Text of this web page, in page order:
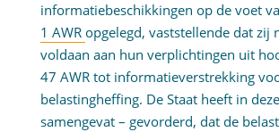
informatiebeschikkingen op de voet
1 AWR opgelegd, vaststellende dat zij
voldaan aan hun verplichtingen uit
47 AWR tot informatieverstrekking
belastingheffing. De Staat heeft in
samengevat – gevorderd, dat de